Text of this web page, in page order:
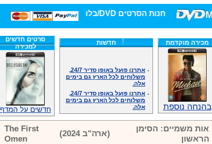
חנות הסרטים DVD/בלו-ריי/3D הגדולה ביותר!
מכירה מוקדמת
בהנחה נוספת
חדשות
משלוחים לכל הארץ גם בימים
אלה.
משלוחים לכל הארץ גם בימים
אלה.
אנחנו כאן לכול שאלה וזמינים
במענה הטלפוני שלנו.ובמייל
.האתר לרשותכם פעיל 24/7
- מענה טלפוני: 09-7652392
סרטים חדשים
למכירה
חדשים על המדף
אות משמיים: הסימן
הראשון
(ארה"ב 2024)
The First
Omen